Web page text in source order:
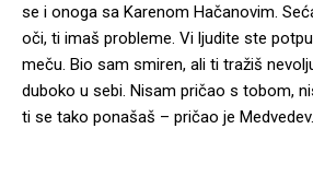
se i onoga sa Karenom Hačanovim.
oči, ti imaš probleme. Vi ljudite ste
meču. Bio sam smiren, ali ti tražiš
duboko u sebi. Nisam pričao s tobom,
ti se tako ponašaš – pričao je Medvedev.